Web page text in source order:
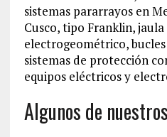
sistemas pararrayos en
Cusco, tipo Franklin,
electrogeométrico,
sistemas de protección
equipos eléctricos y
Algunos de